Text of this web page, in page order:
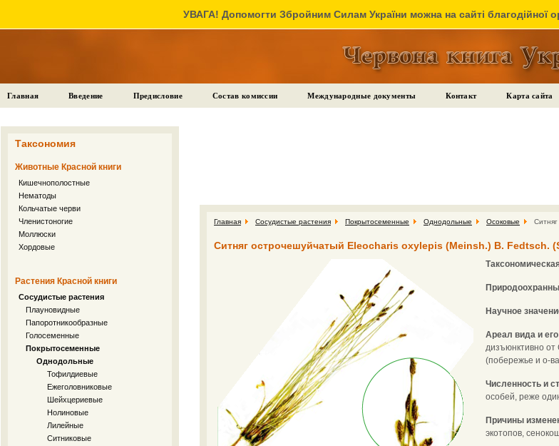
УВАГА! Допомогти Збройним Силам України можна на сайті благодійної
Главная Введение Предисловие Состав комиссии Международные документы Контакт Карта сайта
Таксономия
Животные Красной книги
Кишечнополостные
Нематоды
Кольчатые черви
Членистоногие
Моллюски
Хордовые
Растения Красной книги
Сосудистые растения
Плауновидные
Папоротникообразные
Голосеменные
Покрытосеменные
Однодольные
Тофилдиевые
Ежеголовниковые
Шейхцериевые
Нолиновые
Лилейные
Ситниковые
Главная Сосудистые растения Покрытосеменные Однодольные Осоковые
Ситняг острочешуйчатый Eleocharis oxylepis (Meinsh.) B. Fedtsch.
Научное
Ареал вида и
дизъюнктивно от
(побережье и о-
Численность и
особей, реже
Причины
экотопов,